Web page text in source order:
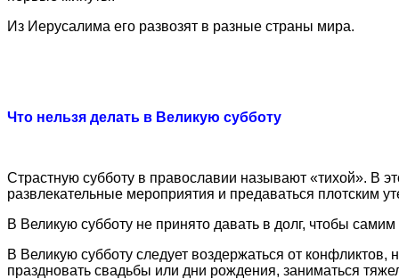
Из Иерусалима его развозят в разные страны мира.
Что нельзя делать в Великую субботу
Страстную субботу в православии называют «тихой». В
развлекательные мероприятия и предаваться плотским
В Великую субботу не принято давать в долг, чтобы
В Великую субботу следует воздержаться от конфликтов,
праздновать свадьбы или дни рождения, заниматься